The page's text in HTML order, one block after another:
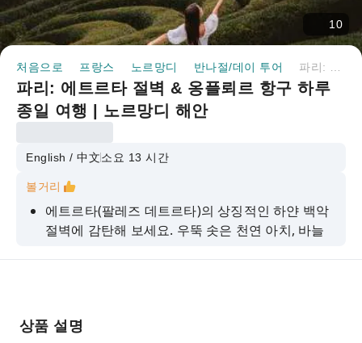
10
처음으로 프랑스 노르망디 반나절/데이 투어
파리: 에트르타 절벽 & 옹플뢰르 항구 하루
종일 여행 | 노르망디 해안
English / 中文소요 13 시간
볼거리
에트르타(팔레즈 데트르타)의 상징적인 하얀 백악
절벽에 감탄해 보세요. 우뚝 솟은 천연 아치, 바늘
요. 현대 미술, 조각, 조경 디자인이 아름답게 조화
상품 설명